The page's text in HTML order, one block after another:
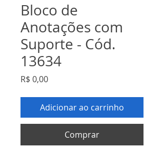
Bloco de
Anotações com
Suporte - Cód.
13634
R$ 0,00Preço
Adicionar ao carrinho
Comprar